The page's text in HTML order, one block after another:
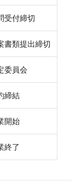
受付締切
書類提出締切
委員会
締結
開始
終了